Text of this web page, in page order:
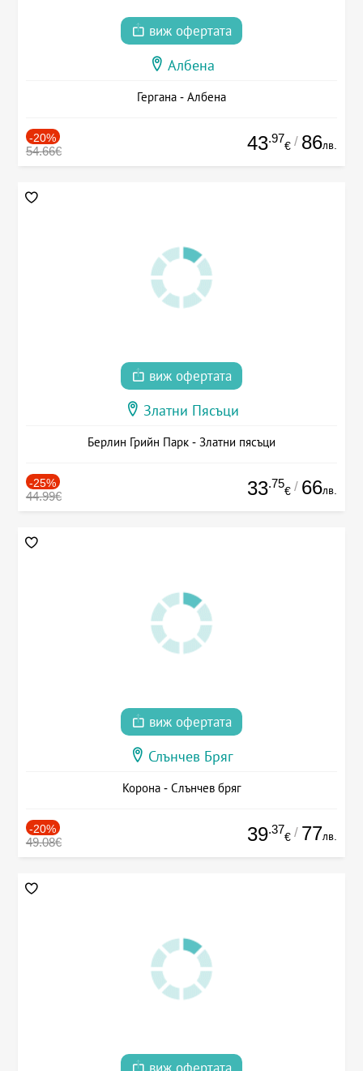
виж офертата
Албена
Гергана - Албена
-20%
54.66€ 43.97
€ / 86лв.
виж офертата
Златни Пясъци
Берлин Грийн Парк - Златни пясъци
-25%
44.99€ 33.75
€ / 66лв.
виж офертата
Слънчев Бряг
Корона - Слънчев бряг
-20%
49.08€ 39.37
€ / 77лв.
виж офертата